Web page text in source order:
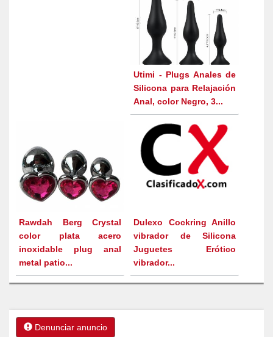
Utimi - Plugs Anales de
Silicona para Relajación
Anal, color Negro, 3...
Rawdah Berg Crystal
color plata acero
inoxidable plug anal
metal patio...
Dulexo Cockring Anillo
vibrador de Silicona
Juguetes Erótico
vibrador...
Denunciar anuncio